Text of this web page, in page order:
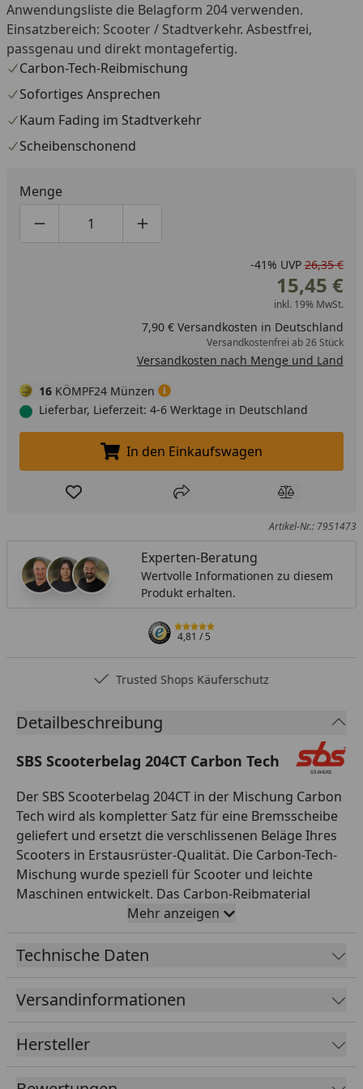
Anwendungsliste die Belagform 204 verwenden.
Einsatzbereich: Scooter / Stadtverkehr. Asbestfrei,
passgenau und direkt montagefertig.
Carbon-Tech-Reibmischung
Sofortiges Ansprechen
Kaum Fading im Stadtverkehr
Scheibenschonend
Menge
Produktmenge um eins verringern
Produktmenge manuell eingeben
Produktmenge um eins erhöhen
-41% UVP 26,35 €
15,45 €
inkl. 19% MwSt.
7,90 € Versandkosten in Deutschland
Versandkostenfrei ab 26 Stück
Versandkosten nach Menge und Land
16 KÖMPF24 Münzen
Lieferbar, Lieferzeit: 4-6 Werktage in Deutschland
In den Einkaufswagen legen
In den Einkaufswagen
Produkt zur Wunschliste hinzufügen
Teilen Produkt
Artikel-Nr.: 7951473
Experten-Beratung
Wertvolle Informationen zu diesem
Produkt erhalten.
4,81/ 5
Trusted Shops Käuferschutz
Detailbeschreibung
SBS Scooterbelag 204CT Carbon Tech
Der SBS Scooterbelag 204CT in der Mischung Carbon
Tech wird als kompletter Satz für eine Bremsscheibe
geliefert und ersetzt die verschlissenen Beläge Ihres
Scooters in Erstausrüster-Qualität. Die Carbon-Tech-
Mischung wurde speziell für Scooter und leichte
Maschinen entwickelt. Das Carbon-Reibmaterial
spricht sofort an, benötigt keine Aufwärmphase und
zeigt selbst bei häufigen Stop-and-Go-Bremsungen
im Stadtverkehr kaum Fading. Gleichzeitig arbeitet
Bremsbeläge werden asbestfrei gefertigt,
durchlaufen eine strenge Qualitätskontrolle und sind
passgenaue Montage ohne Nacharbeit. SBS aus
Dänemark entwickelt und fertigt seit 1964 Reibbeläge
Mehr anzeigen
Technische Daten
Versandinformationen
Hersteller